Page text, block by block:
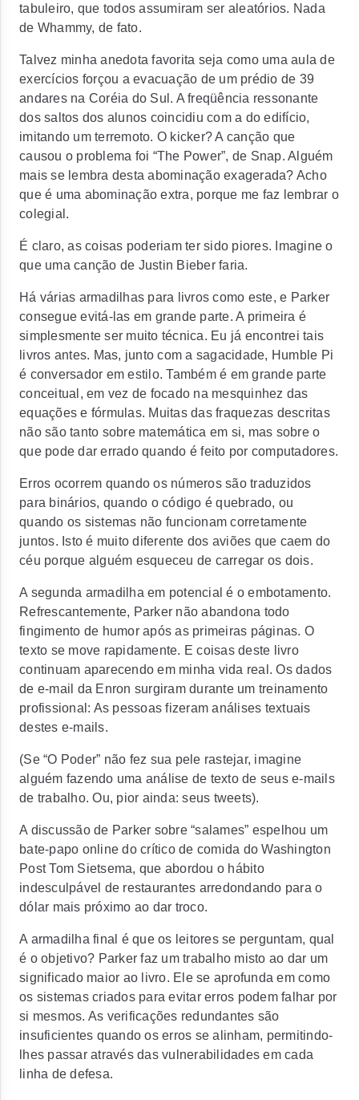
tabuleiro, que todos assumiram ser aleatórios. Nada
de Whammy, de fato.
Talvez minha anedota favorita seja como uma aula de
exercícios forçou a evacuação de um prédio de 39
andares na Coréia do Sul. A freqüência ressonante
dos saltos dos alunos coincidiu com a do edifício,
imitando um terremoto. O kicker? A canção que
causou o problema foi “The Power”, de Snap. Alguém
mais se lembra desta abominação exagerada? Acho
que é uma abominação extra, porque me faz lembrar o
colegial.
É claro, as coisas poderiam ter sido piores. Imagine o
que uma canção de Justin Bieber faria.
Há várias armadilhas para livros como este, e Parker
consegue evitá-las em grande parte. A primeira é
simplesmente ser muito técnica. Eu já encontrei tais
livros antes. Mas, junto com a sagacidade, Humble Pi
é conversador em estilo. Também é em grande parte
conceitual, em vez de focado na mesquinhez das
equações e fórmulas. Muitas das fraquezas descritas
não são tanto sobre matemática em si, mas sobre o
que pode dar errado quando é feito por computadores.
Erros ocorrem quando os números são traduzidos
para binários, quando o código é quebrado, ou
quando os sistemas não funcionam corretamente
juntos. Isto é muito diferente dos aviões que caem do
céu porque alguém esqueceu de carregar os dois.
A segunda armadilha em potencial é o embotamento.
Refrescantemente, Parker não abandona todo
fingimento de humor após as primeiras páginas. O
texto se move rapidamente. E coisas deste livro
continuam aparecendo em minha vida real. Os dados
de e-mail da Enron surgiram durante um treinamento
profissional: As pessoas fizeram análises textuais
destes e-mails.
(Se “O Poder” não fez sua pele rastejar, imagine
alguém fazendo uma análise de texto de seus e-mails
de trabalho. Ou, pior ainda: seus tweets).
A discussão de Parker sobre “salames” espelhou um
bate-papo online do crítico de comida do Washington
Post Tom Sietsema, que abordou o hábito
indesculpável de restaurantes arredondando para o
dólar mais próximo ao dar troco.
A armadilha final é que os leitores se perguntam, qual
é o objetivo? Parker faz um trabalho misto ao dar um
significado maior ao livro. Ele se aprofunda em como
os sistemas criados para evitar erros podem falhar por
si mesmos. As verificações redundantes são
insuficientes quando os erros se alinham, permitindo-
lhes passar através das vulnerabilidades em cada
linha de defesa.